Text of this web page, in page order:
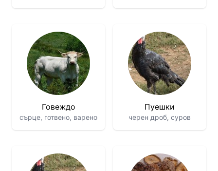
Говеждо
сърце, готвено, варено
Пуешки
черен дроб, суров